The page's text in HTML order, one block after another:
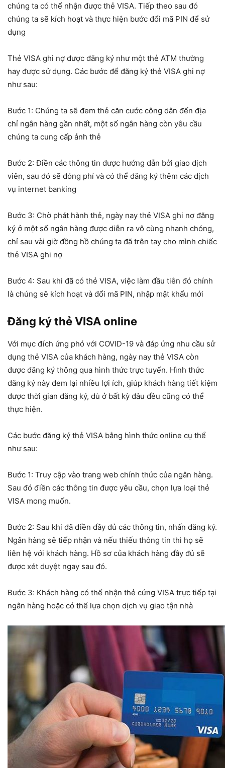
chúng ta có thể nhận được thẻ VISA. Tiếp theo sau đó
chúng ta sẽ kích hoạt và thực hiện bước đổi mã PIN để sử
dụng
Thẻ VISA ghi nợ được đăng ký như một thẻ ATM thường
hay được sử dụng. Các bước để đăng ký thẻ VISA ghi nợ
như sau:
Bước 1: Chúng ta sẽ đem thẻ căn cước công dân đến địa
chỉ ngân hàng gần nhất, một số ngân hàng còn yêu cầu
chúng ta cung cấp ảnh thẻ
Bước 2: Điền các thông tin được hướng dẫn bởi giao dịch
viên, sau đó sẽ đóng phí và có thể đăng ký thêm các dịch
vụ internet banking
Bước 3: Chờ phát hành thẻ, ngày nay thẻ VISA ghi nợ đăng
ký ở một số ngân hàng được diễn ra vô cùng nhanh chóng,
chỉ sau vài giờ đồng hồ chúng ta đã trên tay cho mình chiếc
thẻ VISA ghi nợ
Bước 4: Sau khi đã có thẻ VISA, việc làm đầu tiên đó chính
là chúng sẽ kích hoạt và đổi mã PIN, nhập mật khẩu mới
Đăng ký thẻ VISA online
Với mục đích ứng phó với COVID-19 và đáp ứng nhu cầu sử
dụng thẻ VISA của khách hàng, ngày nay thẻ VISA còn
được đăng ký thông qua hình thức trực tuyến. Hình thức
đăng ký này đem lại nhiều lợi ích, giúp khách hàng tiết kiệm
được thời gian đăng ký, dù ở bất kỳ đâu đều cũng có thể
thực hiện.
Các bước đăng ký thẻ VISA bằng hình thức online cụ thể
như sau:
Bước 1: Truy cập vào trang web chính thức của ngân hàng.
Sau đó điền các thông tin được yêu cầu, chọn lựa loại thẻ
VISA mong muốn.
Bước 2: Sau khi đã điền đầy đủ các thông tin, nhấn đăng ký.
Ngân hàng sẽ tiếp nhận và nếu thiếu thông tin thì họ sẽ
liên hệ với khách hàng. Hồ sơ của khách hàng đầy đủ sẽ
được xét duyệt ngay sau đó.
Bước 3: Khách hàng có thể nhận thẻ cứng VISA trực tiếp tại
ngân hàng hoặc có thể lựa chọn dịch vụ giao tận nhà